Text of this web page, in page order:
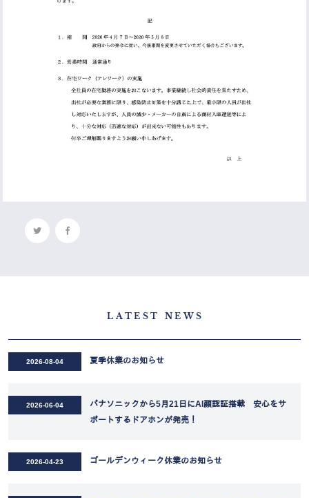
LATEST NEWS
2026-08-04 夏季休業のお知らせ
2026-06-04
パナソニックから5月21日にAI顔認証搭載 安心をサ
ポートするドアホンが発売！
2026-04-23 ゴールデンウィーク休業のお知らせ